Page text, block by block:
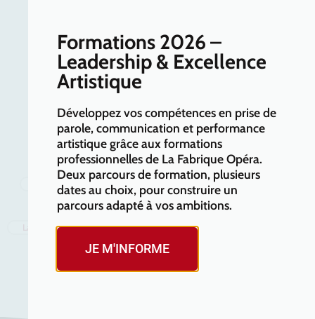
La Fabrique Opéra Isère
La Fabrique Opéra Val de Loire
Labopéra Seine et Marne
Labopéra Hauts de Seine
Labopéra Bourgogne
Labopéra Bretagne – Saint-Brieuc
La Fabrique Opera Val de Marne La Fabrique Opéra Aisne
La Fabrique Opéra Alsace – Grand Est
La Fabrique Opéra Sarthe Maine La Fabrique Opéra Normandie
La Fabrique Opéra Yvelines
La Fabrique Opéra Seine-Saint-Denis
Formations 2026 –
Leadership & Excellence
Artistique
Développez vos compétences en prise de
parole, communication et performance
artistique grâce aux formations
professionnelles de La Fabrique Opéra.
Deux parcours de formation, plusieurs
dates au choix, pour construire un
parcours adapté à vos ambitions.
JE M'INFORME